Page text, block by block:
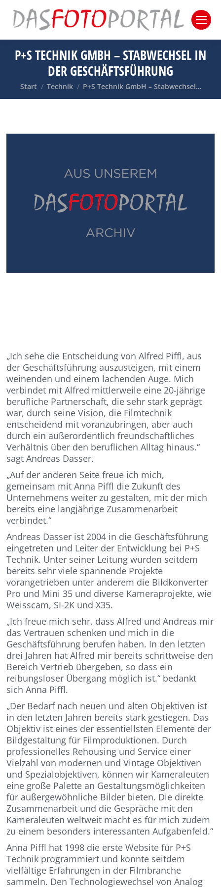
P+S TECHNIK GMBH – STABWECHSEL IN
DER GESCHÄFTSFÜHRUNG
Sie befinden sich hier:
Start Technik P+S Technik GmbH – Stabwechsel…
„Ich sehe die Entscheidung von Alfred Piffl, aus
der Geschäftsführung auszusteigen, mit einem
weinenden und einem lachenden Auge. Mich
verbindet mit Alfred mittlerweile eine 20-jährige
berufliche Partnerschaft, die sehr stark geprägt
war, durch seine Vision, die Filmtechnik
entscheidend mit voranzubringen, aber auch
durch ein außerordentlich freundschaftliches
Verhältnis über den beruflichen Alltag hinaus.“
sagt Andreas Dasser.
„Auf der anderen Seite freue ich mich,
gemeinsam mit Anna Piffl die Zukunft des
Unternehmens weiter zu gestalten, mit der mich
bereits eine langjährige Zusammenarbeit
verbindet.“
Andreas Dasser ist 2004 in die Geschäftsführung
eingetreten und Leiter der Entwicklung bei P+S
Technik. Unter seiner Leitung wurden seitdem
bereits sehr viele spannende Projekte
vorangetrieben unter anderem die Bildkonverter
Pro und Mini 35 und diverse Kameraprojekte, wie
Weisscam, SI-2K und X35.
„Ich freue mich sehr, dass Alfred und Andreas mir
das Vertrauen schenken und mich in die
Geschäftsführung berufen haben. In den letzten
drei Jahren hat Alfred mir bereits schrittweise den
Bereich Vertrieb übergeben, so dass ein
reibungsloser Übergang möglich ist.“ bedankt
sich Anna Piffl.
„Der Bedarf nach neuen und alten Objektiven ist
in den letzten Jahren bereits stark gestiegen. Das
Objektiv ist eines der essentiellsten Elemente der
Bildgestaltung für Filmproduktionen. Durch
professionelles Rehousing und Service einer
Vielzahl von modernen und Vintage Objektiven
und Spezialobjektiven, können wir Kameraleuten
eine große Palette an Gestaltungsmöglichkeiten
für außergewöhnliche Bilder bieten. Die direkte
Zusammenarbeit und die Gespräche mit den
Kameraleuten weltweit macht es für mich zudem
zu einem besonders interessanten Aufgabenfeld.“
Anna Piffl hat 1998 die erste Website für P+S
Technik programmiert und konnte seitdem
vielfältige Erfahrungen in der Filmbranche
sammeln. Den Technologiewechsel von Analog